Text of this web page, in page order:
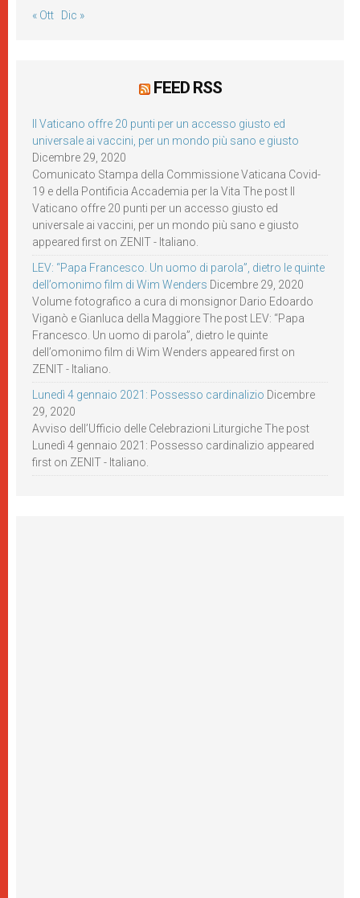
« Ott Dic »
FEED RSS
Il Vaticano offre 20 punti per un accesso giusto ed
universale ai vaccini, per un mondo più sano e giusto
Dicembre 29, 2020
Comunicato Stampa della Commissione Vaticana Covid-
19 e della Pontificia Accademia per la Vita The post Il
Vaticano offre 20 punti per un accesso giusto ed
universale ai vaccini, per un mondo più sano e giusto
appeared first on ZENIT - Italiano.
LEV: “Papa Francesco. Un uomo di parola”, dietro le quinte
dell’omonimo film di Wim Wenders Dicembre 29, 2020
Volume fotografico a cura di monsignor Dario Edoardo
Viganò e Gianluca della Maggiore The post LEV: “Papa
Francesco. Un uomo di parola”, dietro le quinte
dell’omonimo film di Wim Wenders appeared first on
ZENIT - Italiano.
Lunedì 4 gennaio 2021: Possesso cardinalizio Dicembre
29, 2020
Avviso dell’Ufficio delle Celebrazioni Liturgiche The post
Lunedì 4 gennaio 2021: Possesso cardinalizio appeared
first on ZENIT - Italiano.